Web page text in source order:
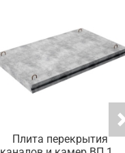
Плита перекрытия